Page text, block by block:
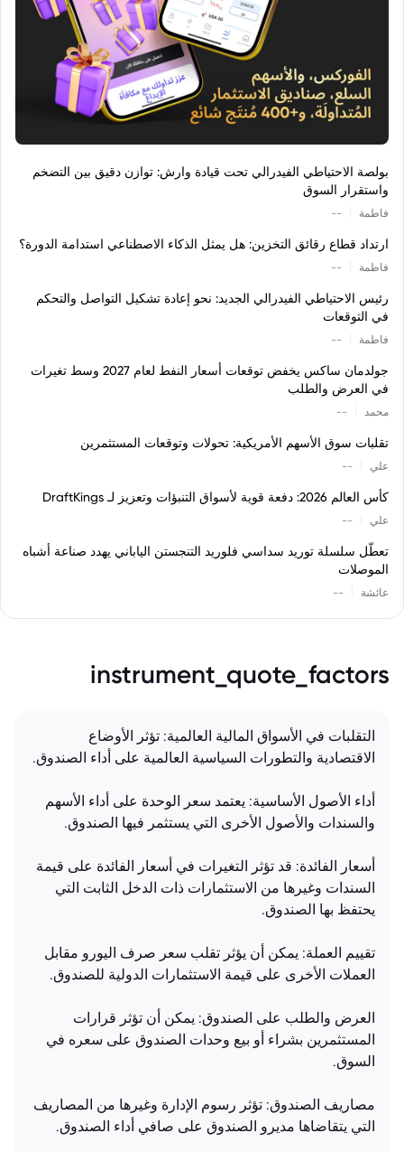
بولصة الاحتياطي الفيدرالي تحت قيادة وارش: توازن دقيق بين التضخم
واستقرار السوق
فاطمة --
ارتداد قطاع رقائق التخزين: هل يمثل الذكاء الاصطناعي استدامة الدورة؟
فاطمة --
رئيس الاحتياطي الفيدرالي الجديد: نحو إعادة تشكيل التواصل والتحكم
في التوقعات
فاطمة --
جولدمان ساكس يخفض توقعات أسعار النفط لعام 2027 وسط تغيرات
في العرض والطلب
محمد --
تقلبات سوق الأسهم الأمريكية: تحولات وتوقعات المستثمرين
علي --
كأس العالم 2026: دفعة قوية لأسواق التنبؤات وتعزيز لـ DraftKings
علي --
تعطّل سلسلة توريد سداسي فلوريد التنجستن الياباني يهدد صناعة أشباه
الموصلات
عائشة --
instrument_quote_factors
التقلبات في الأسواق المالية العالمية: تؤثر الأوضاع
الاقتصادية والتطورات السياسية العالمية على أداء الصندوق.
أداء الأصول الأساسية: يعتمد سعر الوحدة على أداء الأسهم
والسندات والأصول الأخرى التي يستثمر فيها الصندوق.
أسعار الفائدة: قد تؤثر التغيرات في أسعار الفائدة على قيمة
السندات وغيرها من الاستثمارات ذات الدخل الثابت التي
يحتفظ بها الصندوق.
تقييم العملة: يمكن أن يؤثر تقلب سعر صرف اليورو مقابل
العملات الأخرى على قيمة الاستثمارات الدولية للصندوق.
العرض والطلب على الصندوق: يمكن أن تؤثر قرارات
المستثمرين بشراء أو بيع وحدات الصندوق على سعره في
السوق.
مصاريف الصندوق: تؤثر رسوم الإدارة وغيرها من المصاريف
التي يتقاضاها مديرو الصندوق على صافي أداء الصندوق.